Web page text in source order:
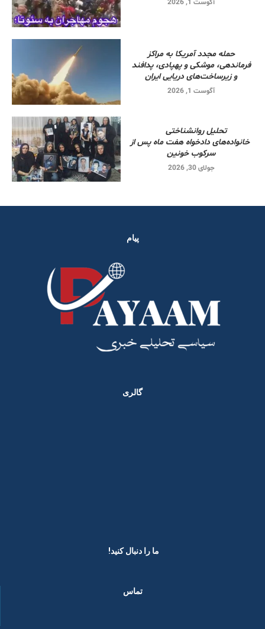
آگوست 1, 2026
حمله مجدد آمریکا به مراکز
فرماندهی، موشکی و پهپادی، پدافند
و زیرساخت‌های دریایی ایران
آگوست 1, 2026
تحلیل روانشناختی
خانواده‌های دادخواه هفت ماه پس از
سرکوب خونین
جولای 30, 2026
پیام
گالری
ما را دنبال کنید! ​
تماس